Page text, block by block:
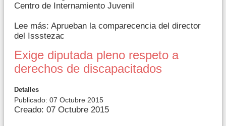
Centro de Internamiento Juvenil
Lee más: Aprueban la comparecencia del director
del Issstezac
Exige diputada pleno respeto a
derechos de discapacitados
Detalles
Publicado: 07 Octubre 2015
Creado: 07 Octubre 2015